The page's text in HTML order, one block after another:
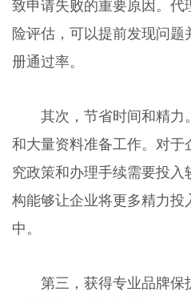
致申请失败的重要原因。代
险评估，可以提前发现问
册通过率。
其次，节省时间和精力
和大量资料准备工作。对于
究政策和办理手续需要投
构能够让企业将更多精力投
中。
第三，获得专业品牌保